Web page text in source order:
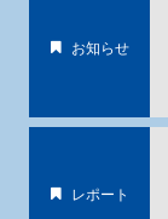
お知らせ
レポート